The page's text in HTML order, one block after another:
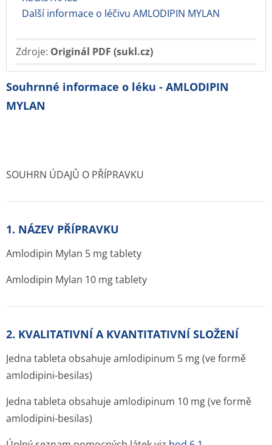
Další informace o léčivu AMLODIPIN MYLAN
Zdroje: Originál PDF (sukl.cz)
Souhrnné informace o léku - AMLODIPIN
MYLAN
SOUHRN ÚDAJŮ O PŘÍPRAVKU
1. NÁZEV PŘÍPRAVKU
Amlodipin Mylan 5 mg tablety
Amlodipin Mylan 10 mg tablety
2. KVALITATIVNÍ A KVANTITATIVNÍ SLOŽENÍ
Jedna tableta obsahuje amlodipinum 5 mg (ve formě
amlodipini-besilas)
Jedna tableta obsahuje amlodipinum 10 mg (ve formě
amlodipini-besilas)